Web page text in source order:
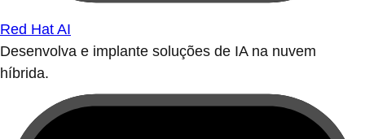
Red Hat AI
Desenvolva e implante soluções de IA na nuvem
híbrida.